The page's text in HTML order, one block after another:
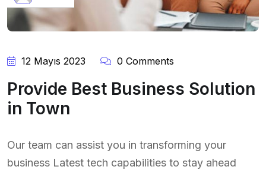
12 Mayıs 2023 0 Comments
Provide Best Business Solution
in Town
Our team can assist you in transforming your
business Latest tech capabilities to stay ahead